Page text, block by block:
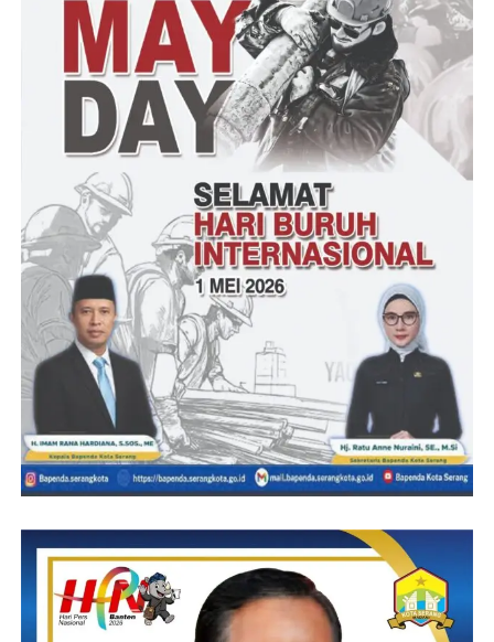
“Kita masih melakukan pengembangan tersangka. Jadi tidak
menutup kemungkinan akan ada tersangka baru yang
ditetapkan,” ujarnya.
Atas perbuatannya, para tersangka dijerat Pasal 170 dan Pasal
338 dengan ancaman hukuman penjara 15 tahun.
(SN/Sumber Bidhumas Polda)
Post Views: 10